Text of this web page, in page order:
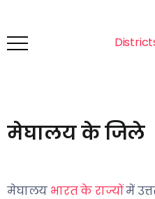
मेघालय के जिले
मेघालय भारत के राज्योंमें